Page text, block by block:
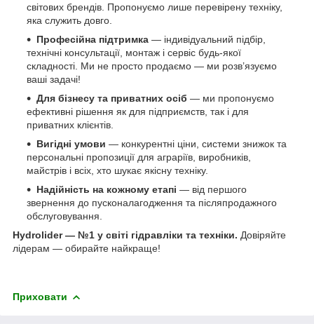
світових брендів. Пропонуємо лише перевірену техніку,
яка служить довго.
Професійна підтримка — індивідуальний підбір,
технічні консультації, монтаж і сервіс будь-якої
складності. Ми не просто продаємо — ми розв’язуємо
ваші задачі!
Для бізнесу та приватних осіб — ми пропонуємо
ефективні рішення як для підприємств, так і для
приватних клієнтів.
Вигідні умови — конкурентні ціни, системи знижок та
персональні пропозиції для аграріїв, виробників,
майстрів і всіх, хто шукає якісну техніку.
Надійність на кожному етапі — від першого
звернення до пусконалагодження та післяпродажного
обслуговування.
Hydrolider — №1 у світі гідравліки та техніки. Довіряйте
лідерам — обирайте найкраще!
Приховати